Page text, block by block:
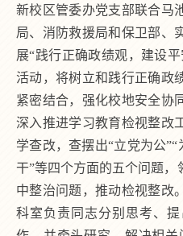
新校区管委办党支部联合马
局、消防救援局和保卫部、
展“践行正确政绩观，建设
活动，将树立和践行正确政
紧密结合，强化校地安全协
深入推进学习教育检视整改
学查改，查摆出“立党为公
干”等四个方面的五个问题
中整治问题，推动检视整改
科室负责同志分别思考、